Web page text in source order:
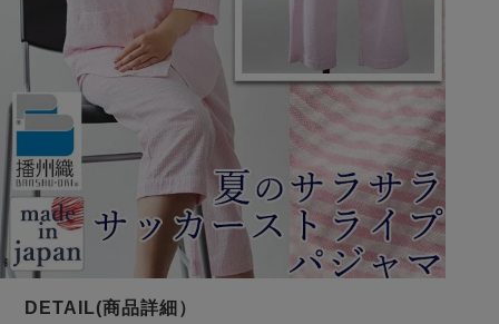
春 夏
サッカー/ちぢみ 楊
柳
ニット/ストレッチ 起毛/フランネル
柄物
体型別におすすめパジ
ャマ
年齢別におすすめパジ
インナーウェア 生活雑貨 カタログギフト
作務衣
ズボン単品
会社概要
SDGsの取り組み